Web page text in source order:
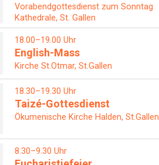
Vorabendgottesdienst zum Sonntag
Kathedrale, St. Gallen
18.00–19.00 Uhr
English-Mass
Kirche St.Otmar, St.Gallen
18.30–19.30 Uhr
Taizé-Gottesdienst
Ökumenische Kirche Halden, St.Gallen
8.30–9.30 Uhr